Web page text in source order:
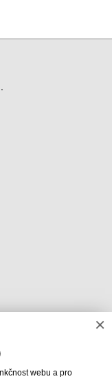
×
webu a pro